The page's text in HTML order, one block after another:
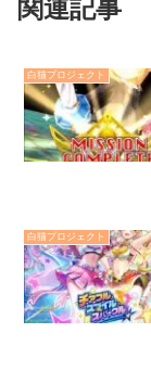
関連記事
白猫プロジェクト
白猫プロジェクト